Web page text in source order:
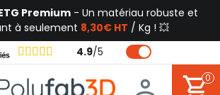
Premium - Un matériau robuste et
à seulement 8,30€ HT / Kg ! 💥
4.9/5
0